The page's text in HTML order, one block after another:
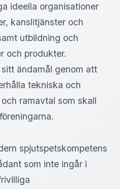
ideella organisationer
kanslitjänster och
utbildning och
och produkter.
ändamål genom att
tekniska och
ramavtal som skall
spjutspetskompetens
som inte ingår i